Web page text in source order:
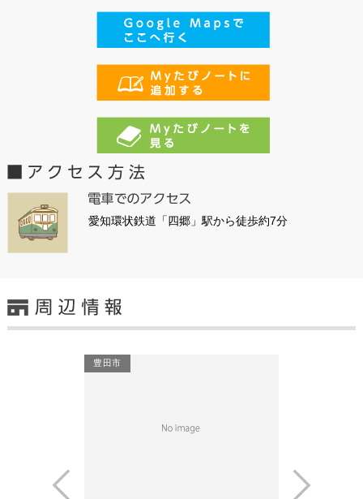
愛知環状鉄道「四郷」駅から徒歩約7分
豊田市